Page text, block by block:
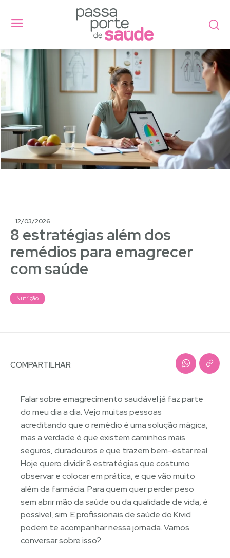
12/03/2026
8 estratégias além dos
remédios para emagrecer
com saúde
Nutrição
COMPARTILHAR
Falar sobre emagrecimento saudável já faz parte
do meu dia a dia. Vejo muitas pessoas
acreditando que o remédio é uma solução mágica,
mas a verdade é que existem caminhos mais
seguros, duradouros e que trazem bem-estar real.
Hoje quero dividir 8 estratégias que costumo
observar e colocar em prática, e que vão muito
além da farmácia. Para quem quer perder peso
sem abrir mão da saúde ou da qualidade de vida, é
possível, sim. E profissionais de saúde do Kivid
podem te acompanhar nessa jornada. Vamos
conversar sobre isso?